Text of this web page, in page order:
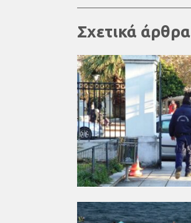
Σχετικά άρθρα